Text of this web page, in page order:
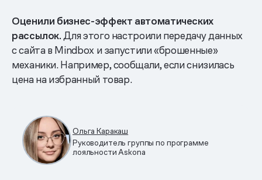
Оценили бизнес-эффект автоматических
рассылок.Для этого настроили передачу данных
с сайта в Mindbox и запустили «брошенные»
механики. Например, сообщали, если снизилась
цена на избранный товар.
Ольга Каракаш
Руководитель группы по программе
лояльности Askona